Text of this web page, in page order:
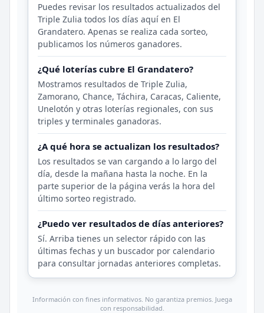
Puedes revisar los resultados actualizados del
Triple Zulia todos los días aquí en El
Grandatero. Apenas se realiza cada sorteo,
publicamos los números ganadores.
¿Qué loterías cubre El Grandatero?
Mostramos resultados de Triple Zulia,
Zamorano, Chance, Táchira, Caracas, Caliente,
Unelotón y otras loterías regionales, con sus
triples y terminales ganadoras.
¿A qué hora se actualizan los resultados?
Los resultados se van cargando a lo largo del
día, desde la mañana hasta la noche. En la
parte superior de la página verás la hora del
último sorteo registrado.
¿Puedo ver resultados de días anteriores?
Sí. Arriba tienes un selector rápido con las
últimas fechas y un buscador por calendario
para consultar jornadas anteriores completas.
Información con fines informativos. No garantiza premios. Juega
con responsabilidad.